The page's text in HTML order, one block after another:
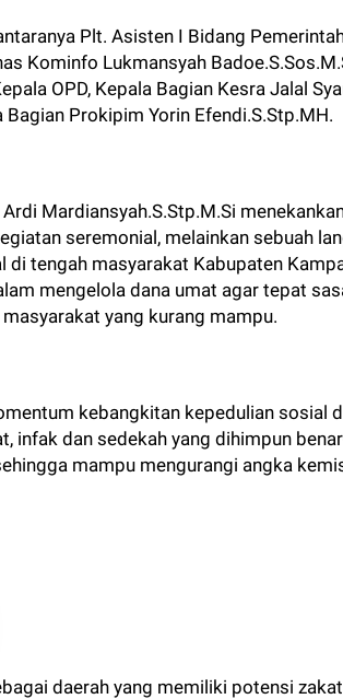
Plt. Asisten I Bidang
Kominfo Lukmansyah
OPD, Kepala Bagian Kesra Jalal
Prokipim Yorin Efendi.S.Stp.MH.
Mardiansyah.S.Stp.M.Si
seremonial, melainkan sebuah
tengah masyarakat Kabupaten
mengelola dana umat agar tepat
yang kurang mampu.
kebangkitan kepedulian sosial
infak dan sedekah yang dihimpun
mampu mengurangi angka
daerah yang memiliki potensi